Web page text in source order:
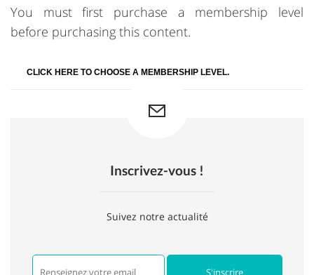
You must first purchase a membership level
before purchasing this content.
CLICK HERE TO CHOOSE A MEMBERSHIP LEVEL.
Inscrivez-vous !
Suivez notre actualité